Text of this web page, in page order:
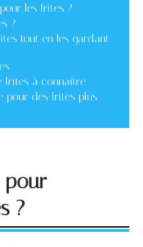
les frites ?
?
tout en les gardant
frites à connaître
pour des frites plus
pour
?